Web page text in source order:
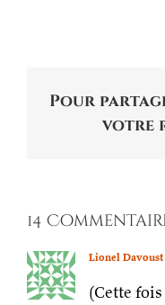
Pour
votre
14
Lionel Davoust
(Cette fois